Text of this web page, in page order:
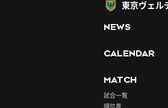
東京ヴェル
NEWS
CALENDAR
MATCH
試合一覧
順位表